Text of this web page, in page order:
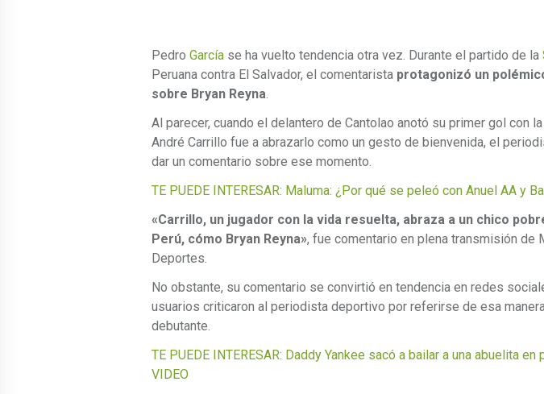
Pedro García se ha vuelto tendencia otra vez. Durante el partido de la
Peruana contra El Salvador, el comentarista protagonizó un
sobre Bryan Reyna
Al parecer, cuando el delantero de Cantolao anotó su primer gol con
André Carrillo fue a abrazarlo como un gesto de bienvenida, el
dar un comentario sobre ese momento.
TE PUEDE INTERESAR: Maluma: ¿Por qué se peleó con Anuel AA y
«Carrillo, un jugador con la vida resuelta, abraza a un chico
Perú, cómo Bryan Reyna», fue comentario en plena transmisión de
Deportes.
No obstante, su comentario se convirtió en tendencia en redes
usuarios criticaron al periodista deportivo por referirse de esa
debutante.
TE PUEDE INTERESAR: Daddy Yankee sacó a bailar a una abuelita
VIDEO